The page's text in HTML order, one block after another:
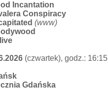
Incantation
Conspiracy
(www)
(czwartek), godz.: 16:15
Gdańska